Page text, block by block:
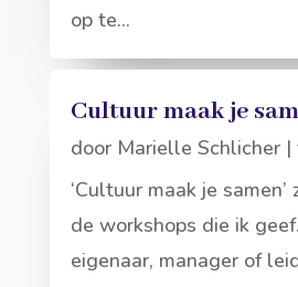
op te...
Cultuur maak je
door Marielle Schlicher|
‘Cultuur maak je
de workshops die ik
eigenaar, manager of